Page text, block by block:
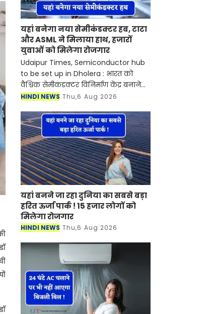
यहां बनेगा नया सेमीकंडक्टर हब, टाटा
और ASML ने मिलाया हाथ, हजारों
युवाओं को मिलेगा रोजगार
Udaipur Times, Semiconductor hub
to be set up in Dholera : भारत को
वैश्विक सेमीकंडक्टर विनिर्माण केंद्र बनाने
की दिशा में एक और बड़ा कदम उठाया गया
मोदी क
HINDI NEWS Thu,6 Aug 2026
यहां बनने जा रहा दुनिया का सबसे बड़ा
हरित ऊर्जा पार्क ! 15 हजार लोगों को
मिलेगा रोजगार
HINDI NEWS Thu,6 Aug 2026